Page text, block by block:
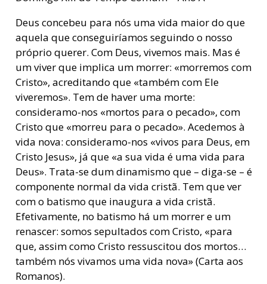
Deus concebeu para nós uma vida maior do que
aquela que conseguiríamos seguindo o nosso
próprio querer. Com Deus, vivemos mais. Mas é
um viver que implica um morrer: «morremos com
Cristo», acreditando que «também com Ele
viveremos». Tem de haver uma morte:
consideramo-nos «mortos para o pecado», com
Cristo que «morreu para o pecado». Acedemos à
vida nova: consideramo-nos «vivos para Deus, em
Cristo Jesus», já que «a sua vida é uma vida para
Deus». Trata-se dum dinamismo que – diga-se – é
componente normal da vida cristã. Tem que ver
com o batismo que inaugura a vida cristã.
Efetivamente, no batismo há um morrer e um
renascer: somos sepultados com Cristo, «para
que, assim como Cristo ressuscitou dos mortos…
também nós vivamos uma vida nova» (Carta aos
Romanos).